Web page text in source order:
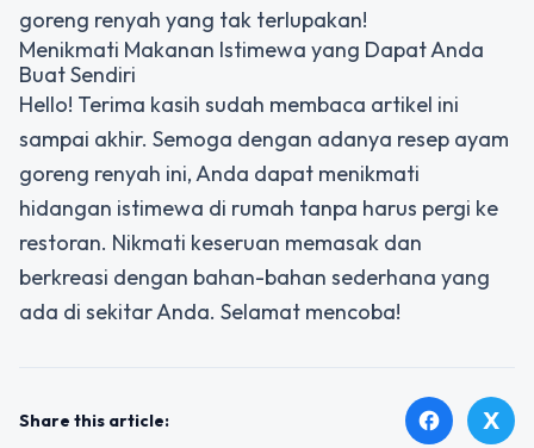
goreng renyah yang tak terlupakan!
Menikmati Makanan Istimewa yang Dapat Anda
Buat Sendiri
Hello! Terima kasih sudah membaca artikel ini
sampai akhir. Semoga dengan adanya resep ayam
goreng renyah ini, Anda dapat menikmati
hidangan istimewa di rumah tanpa harus pergi ke
restoran. Nikmati keseruan memasak dan
berkreasi dengan bahan-bahan sederhana yang
ada di sekitar Anda. Selamat mencoba!
Share this article: facebook X